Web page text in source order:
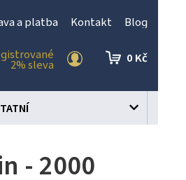
a platba Kontakt Blog
2% sleva
0 Kč
- 2000